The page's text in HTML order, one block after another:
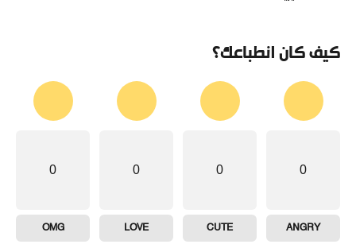
كيف كان انطباعك؟
0
ANGRY
0
CUTE
0
LOVE
0
OMG